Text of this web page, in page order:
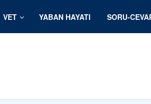
VET YABAN HAYATI SORU-